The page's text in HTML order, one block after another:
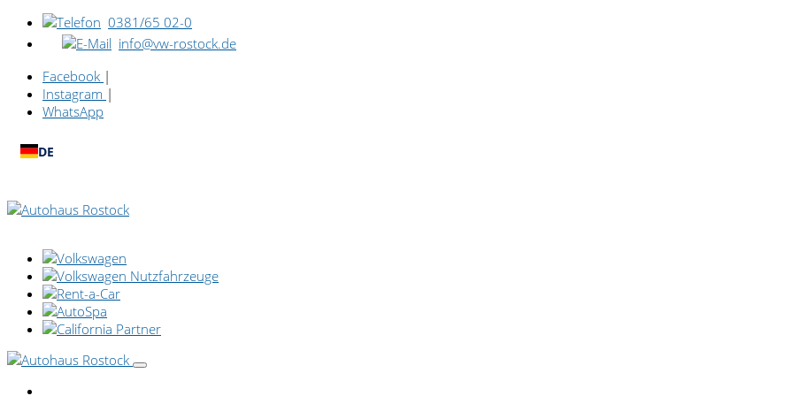
0381/65 02-0
info@vw-rostock.de
Facebook |
Instagram |
WhatsApp
DE